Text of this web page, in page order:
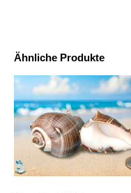
Ähnliche Produkte